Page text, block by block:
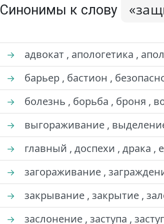
Синонимы к слову
→ адвокат , апологетика ,
→ барьер , бастион ,
→ болезнь , борьба , броня ,
→ выгораживание ,
→ главный , доспехи , драка ,
→ загораживание ,
→ закрывание , закрытие ,
→ заслонение , заступа ,